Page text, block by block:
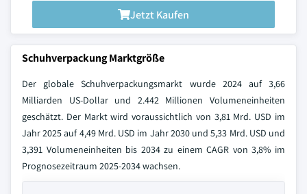
Jetzt Kaufen
Schuhverpackung Marktgröße
Der globale Schuhverpackungsmarkt wurde 2024 auf 3,66
Milliarden US-Dollar und 2.442 Millionen Volumeneinheiten
geschätzt. Der Markt wird voraussichtlich von 3,81 Mrd. USD im
Jahr 2025 auf 4,49 Mrd. USD im Jahr 2030 und 5,33 Mrd. USD und
3,391 Volumeneinheiten bis 2034 zu einem CAGR von 3,8% im
Prognosezeitraum 2025-2034 wachsen.